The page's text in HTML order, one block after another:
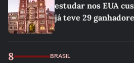
estudar nos EUA
já teve 29
8 BRASIL